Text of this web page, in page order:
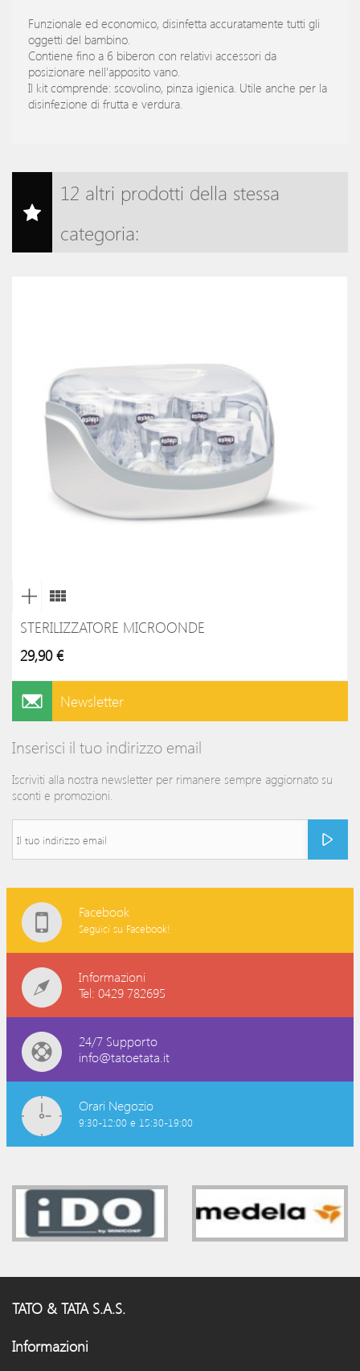
Funzionale ed economico, disinfetta accuratamente tutti gli
oggetti del bambino.
Contiene fino a 6 biberon con relativi accessori da
posizionare nell'apposito vano.
Il kit comprende: scovolino, pinza igienica. Utile anche per la
disinfezione di frutta e verdura.
12 altri prodotti della stessa
categoria:
STERILIZZATORE MICROONDE
29,90 €
Newsletter
Inserisci il tuo indirizzo email
Iscriviti alla nostra newsletter per rimanere sempre aggiornato su
sconti e promozioni.
Facebook
Seguici su Facebook!
Informazioni
Tel: 0429 782695
24/7 Supporto
info@tatoetata.it
Orari Negozio
9:30-12:00 e 15:30-19:00
TATO & TATA S.A.S.
Informazioni